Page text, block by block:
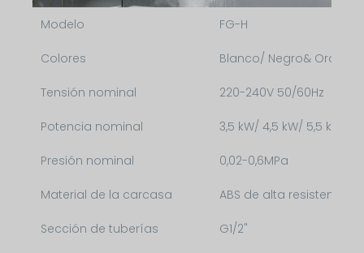
Modelo FG-H
Colores Blanco/ Negro& Oro /
Tensión nominal 220-240V 50/60Hz
Potencia nominal 3,5 kW/ 4,5 kW/ 5,5 kW
Presión nominal 0,02-0,6MPa
Material de la carcasa ABS de alta resistencia
Sección de tuberías G1/2"